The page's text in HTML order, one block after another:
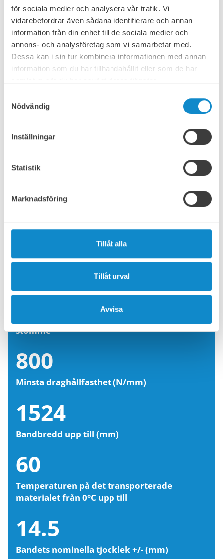
för sociala medier och analysera vår trafik. Vi
vidarebefordrar även sådana identifierare och annan
information från din enhet till de sociala medier och
annons- och analysföretag som vi samarbetar med.
Dessa kan i sin tur kombinera informationen med annan
information som du har tillhandahållit eller som de har
Nödvändig
Inställningar
Statistik
Marknadsföring
Tillåt alla
Tillåt urval
Avvisa
Intern visuell kvalitetskontroll
Alla gipsplatteband som vi skickar till våra kunder
genomgår alltid en visuell inspektion. Banden kontrolleras
kontrolleras på flera ställen över hela bandets längd. En
detaljerad rapport sammanställs sedan och skickas till
Data på bandet
5
stomme
800
Minsta draghållfasthet (N/mm)
1524
Bandbredd upp till (mm)
60
Temperaturen på det transporterade
materialet från 0°C upp till
14.5
Bandets nominella tjocklek +/- (mm)